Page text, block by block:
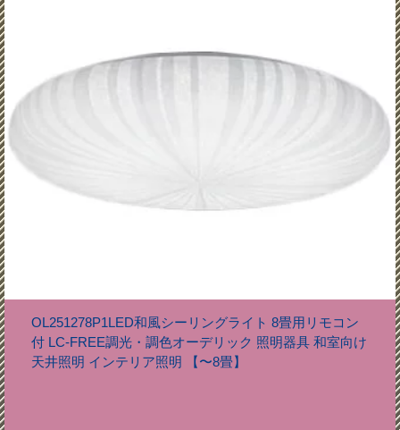
OL251278P1LED和風シーリングライト 8畳用リモコン
付 LC-FREE調光・調色オーデリック 照明器具 和室向け
天井照明 インテリア照明 【〜8畳】